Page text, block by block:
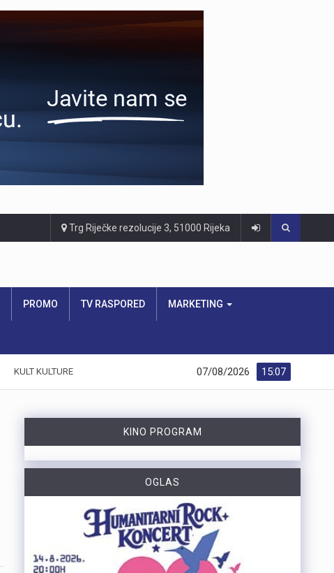
Trg Riječke rezolucije 3, 51000 Rijeka
PROMO TV RASPORED MARKETING
KULT KULTURE 15:07
07/08/2026
KINO PROGRAM
OGLAS